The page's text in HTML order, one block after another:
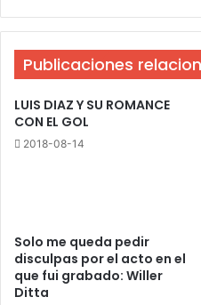
Publicaciones
LUIS DIAZ Y SU ROMANCE
CON EL GOL
2018-08-14
Solo me queda pedir
disculpas por el acto en el
que fui grabado: Willer
Ditta